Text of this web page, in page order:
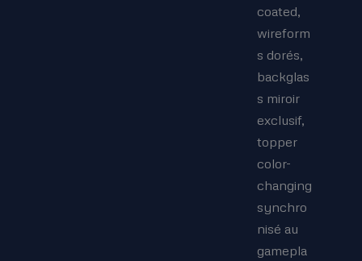
coated,
wireform
s dorés,
backglas
s miroir
exclusif,
topper
color-
changing
synchro
nisé au
gamepla